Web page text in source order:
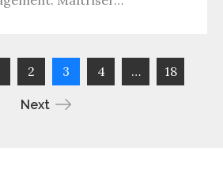
2 3 4 … 18
Next